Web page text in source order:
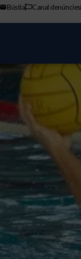
Bústia Canal denúncies